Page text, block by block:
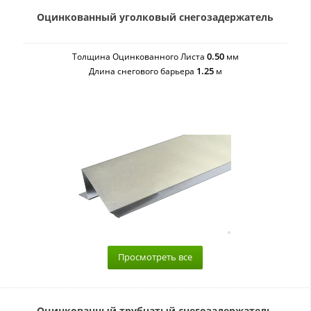
Оцинкованный уголковый снегозадержатель
Толщина Оцинкованного Листа 0.50 мм
Длина снегового барьера 1.25 м
Просмотреть все